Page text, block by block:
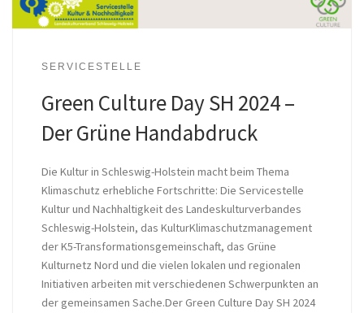
SERVICESTELLE
Green Culture Day SH 2024 –
Der Grüne Handabdruck
Die Kultur in Schleswig-Holstein macht beim Thema
Klimaschutz erhebliche Fortschritte: Die Servicestelle
Kultur und Nachhaltigkeit des Landeskulturverbandes
Schleswig-Holstein, das KulturKlimaschutzmanagement
der K5-Transformationsgemeinschaft, das Grüne
Kulturnetz Nord und die vielen lokalen und regionalen
Initiativen arbeiten mit verschiedenen Schwerpunkten an
der gemeinsamen Sache.Der Green Culture Day SH 2024